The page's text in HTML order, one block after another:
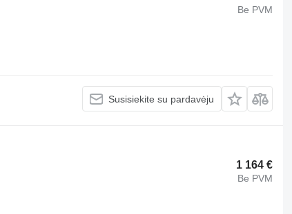
Be PVM
Susisiekite su pardavėju
1 164 €
Be PVM